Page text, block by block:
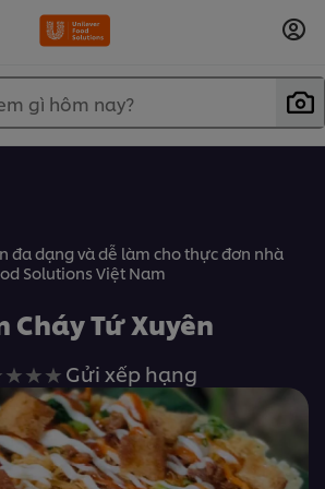
gì hôm nay?
đa dạng và dễ làm cho thực đơn nhà
Solutions Việt Nam
Cháy Tứ Xuyên
Không
có
xếp
hạng
Gửi xếp hạng